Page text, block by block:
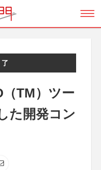
TM）ツー
た開発コン